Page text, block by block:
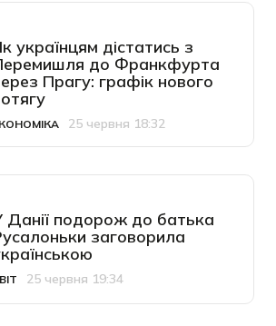
українцям дістатись з
до Франкфурта
Прагу: графік нового
публікації
25 червня 18:32
Данії подорож до батька
заговорила
публікації
25 червня 19:34